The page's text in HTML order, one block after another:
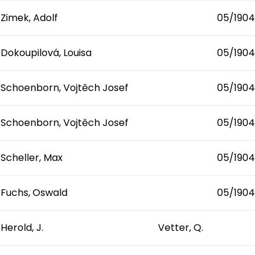
Zimek, Adolf 05/1904
Dokoupilová, Louisa 05/1904
Schoenborn, Vojtěch Josef 05/1904
Schoenborn, Vojtěch Josef 05/1904
Scheller, Max 05/1904
Fuchs, Oswald 05/1904
Herold, J. Vetter, Q.